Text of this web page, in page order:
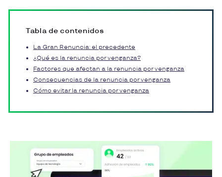
Tabla de contenidos
La Gran Renuncia: el precedente
¿Qué es la renuncia por venganza?
Factores que afectan a la renuncia por venganza
Consecuencias de la renuncia por venganza
Cómo evitar la renuncia por venganza